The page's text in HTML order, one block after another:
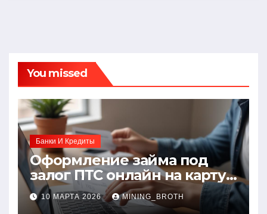
You missed
Банки И Кредиты
Оформление займа под
залог ПТС онлайн на карту
без визита в офис: порядок,
требования и документы
10 МАРТА 2026 MINING_BROTH